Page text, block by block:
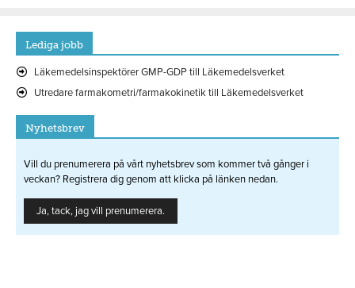
Lediga jobb
Läkemedelsinspektörer GMP-GDP till Läkemedelsverket
Utredare farmakometri/farmakokinetik till Läkemedelsverket
Nyhetsbrev
Vill du prenumerera på vårt nyhetsbrev som kommer två gånger i
veckan? Registrera dig genom att klicka på länken nedan.
Ja, tack, jag vill prenumerera.